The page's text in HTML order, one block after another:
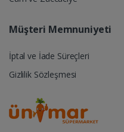
Müşteri Memnuniyeti
İptal ve İade Süreçleri
Gizlilik Sözleşmesi